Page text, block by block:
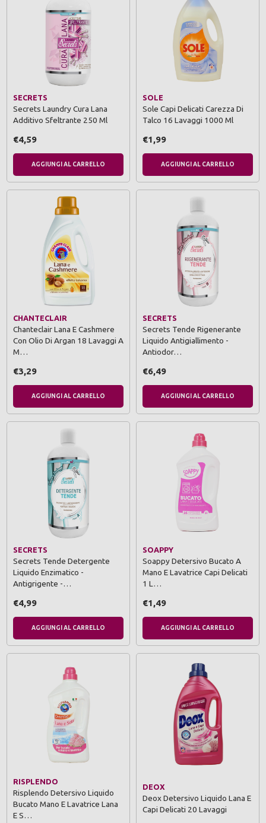
SECRETS
Secrets Laundry Cura Lana
Additivo Sfeltrante 250 Ml
€4,59
AGGIUNGI AL CARRELLO
SOLE
Sole Capi Delicati Carezza Di
Talco 16 Lavaggi 1000 Ml
€1,99
AGGIUNGI AL CARRELLO
CHANTECLAIR
Chanteclair Lana E Cashmere
Con Olio Di Argan 18 Lavaggi A
M…
€3,29
AGGIUNGI AL CARRELLO
SECRETS
Secrets Tende Rigenerante
Liquido Antigiallimento -
Antiodor…
€6,49
AGGIUNGI AL CARRELLO
SECRETS
Secrets Tende Detergente
Liquido Enzimatico -
Antigrigente -…
€4,99
AGGIUNGI AL CARRELLO
SOAPPY
Soappy Detersivo Bucato A
Mano E Lavatrice Capi Delicati
1 L…
€1,49
AGGIUNGI AL CARRELLO
RISPLENDO
Risplendo Detersivo Liquido
Bucato Mano E Lavatrice Lana
E S…
DEOX
Deox Detersivo Liquido Lana E
Capi Delicati 20 Lavaggi